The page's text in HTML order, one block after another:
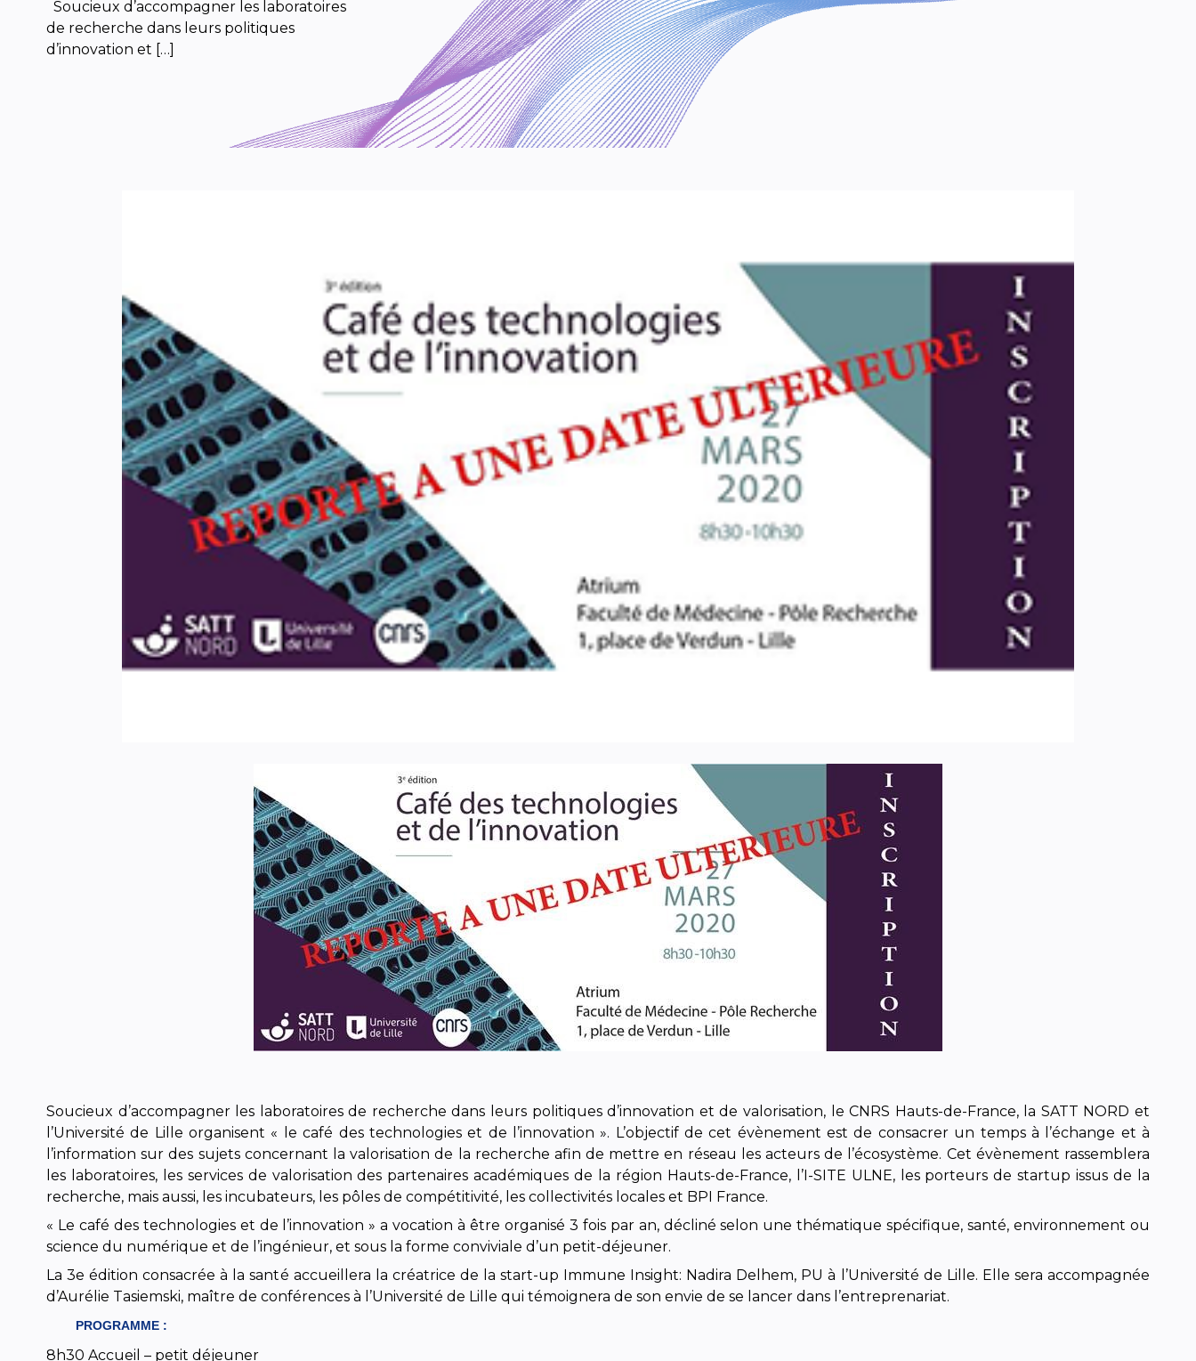
Soucieux d’accompagner les laboratoires
de recherche dans leurs politiques
d’innovation et […]
Soucieux d’accompagner les laboratoires de recherche dans leurs politiques d’innovation et de valorisation, le CNRS Hauts-de-France, la SATT NORD et
l’Université de Lille organisent « le café des technologies et de l’innovation ». L’objectif de cet évènement est de consacrer un temps à l’échange et à
l’information sur des sujets concernant la valorisation de la recherche afin de mettre en réseau les acteurs de l’écosystème. Cet évènement rassemblera
les laboratoires, les services de valorisation des partenaires académiques de la région Hauts-de-France, l’I-SITE ULNE, les porteurs de startup issus de la
recherche, mais aussi, les incubateurs, les pôles de compétitivité, les collectivités locales et BPI France.
« Le café des technologies et de l’innovation » a vocation à être organisé 3 fois par an, décliné selon une thématique spécifique, santé, environnement ou
science du numérique et de l’ingénieur, et sous la forme conviviale d’un petit-déjeuner.
La 3e édition consacrée à la santé accueillera la créatrice de la start-up Immune Insight: Nadira Delhem, PU à l’Université de Lille. Elle sera accompagnée
d’Aurélie Tasiemski, maître de conférences à l’Université de Lille qui témoignera de son envie de se lancer dans l’entreprenariat.
PROGRAMME :
8h30 Accueil – petit déjeuner